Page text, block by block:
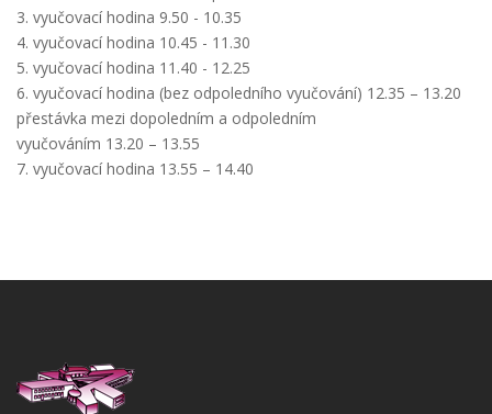
3. vyučovací hodina 9.50 - 10.35
4. vyučovací hodina 10.45 - 11.30
5. vyučovací hodina 11.40 - 12.25
6. vyučovací hodina (bez odpoledního vyučování) 12.35 – 13.20
přestávka mezi dopoledním a odpoledním
vyučováním 13.20 – 13.55
7. vyučovací hodina 13.55 – 14.40